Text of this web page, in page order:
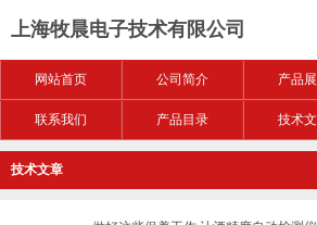
上海牧晨电子技术有限公司
网站首页 公司简介 产品
联系我们 产品目录 技术
技术文章